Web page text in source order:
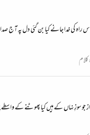
کی خدا جانے کیا بن گئی دل پہ آج
کلام
جو سوزِ نہاں کے ہیں کیا پھوٹنے